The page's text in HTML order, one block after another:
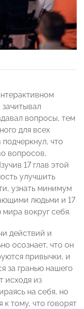
вопросы, тем
для всех
что
вопросов,
17 глав этой
улучшить
узнать минимум
людьми и 17
вокруг себя.
действий и
осознает, что он
привычки, и
за гранью нашего
исходя из
на себя, но
тому, что говорят